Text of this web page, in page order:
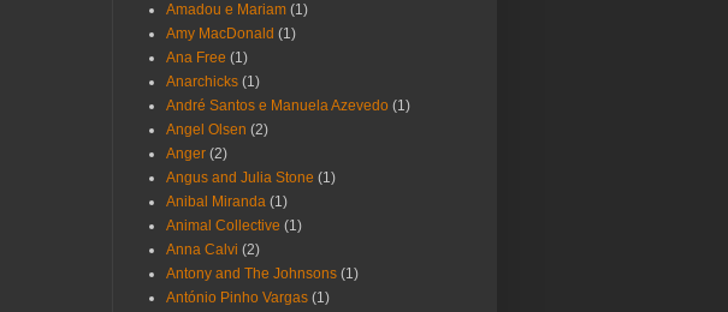
Amadou e Mariam (1)
Amy MacDonald (1)
Ana Free (1)
Anarchicks (1)
André Santos e Manuela Azevedo (1)
Angel Olsen (2)
Anger (2)
Angus and Julia Stone (1)
Anibal Miranda (1)
Animal Collective (1)
Anna Calvi (2)
Antony and The Johnsons (1)
António Pinho Vargas (1)